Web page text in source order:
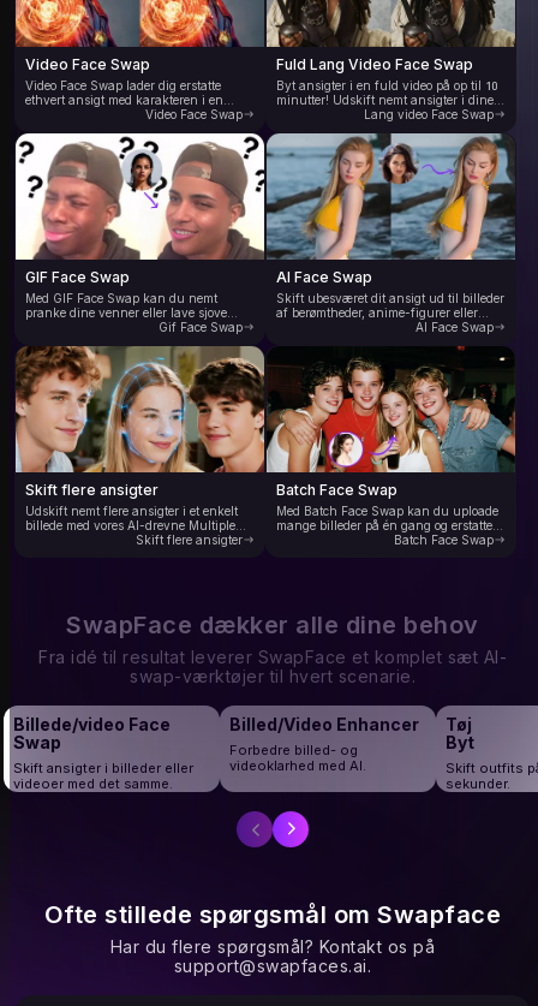
Video Face Swap
Video Face Swap lader dig erstatte
ethvert ansigt med karakteren i en
video, hvilket giver naturlige, levende
automatisk hovedbevægelser i videoen,
hvilket muliggør jævn ansigtsblanding
og -bytning i hvert billede. Understøtter
flere videoformater og leverer
brancheførende AI-
ansigtsbyttehastighed – oplev 10x
hurtigere videoansigtsbytte.
Video Face Swap
Fuld Lang Video Face Swap
Byt ansigter i en fuld video på op til 10
minutter! Udskift nemt ansigter i dine
yndlingsfilmklip eller YouTube-videoer.
ansigtsbyttevideoer uden flimrende
eller redigeringsspor – bare glatte,
sømløse og utroligt overbevisende
resultater. Nyd fuld videoface swap i
høj kvalitet gratis nu.
Lang video Face Swap
GIF Face Swap
Med GIF Face Swap kan du nemt
pranke dine venner eller lave sjove
brugerdefinerede GIF'er. Skift ansigter
smart AI - ingen redigeringsevner er
nødvendige. Hurtig behandling leverer
dine GIF'er, der er byttet med ansigtet
på få sekunder. Perfekt til memelskere,
skabere og alle, der er klar til at slippe
fantasien løs.
Gif Face Swap
AI Face Swap
Skift ubesværet dit ansigt ud til billeder
af berømtheder, anime-figurer eller
modemodeller. Vores online AI-
for at skabe fantastiske, personlige
billeder til sociale medier, annoncer og
kreativ digital kunst – ingen
redigeringsevner er nødvendige. Du
skal bare uploade et billede for
problemfrit at erstatte ansigtet med et
hvilket som helst andet ansigt.
AI Face Swap
Skift flere ansigter
Udskift nemt flere ansigter i et enkelt
billede med vores AI-drevne Multiple
Face Swap-værktøj. Du skal bare
gradueringsportrætter, Multiple Face
Swap gør hvert øjeblik sjovt og
personligt.
Skift flere ansigter
Batch Face Swap
Med Batch Face Swap kan du uploade
mange billeder på én gang og erstatte
alle ansigter med det samme målansigt.
masseudskiftning af ansigter uden at
Batch Face Swap
SwapFace dækker alle dine behov
Fra idé til resultat leverer SwapFace et komplet sæt AI-
swap-værktøjer til hvert scenarie.
Billede/video Face
Swap
Skift ansigter i billeder eller
videoer med det samme.
Billed/Video Enhancer
Forbedre billed- og
videoklarhed med AI.
Tøj
Byt
Skift outfits
sekunder.
Ofte stillede spørgsmål om Swapface
Har du flere spørgsmål? Kontakt os på
support@swapfaces.ai.